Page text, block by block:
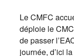
Le CMFC
déploie le
de passer
journée, d’ici